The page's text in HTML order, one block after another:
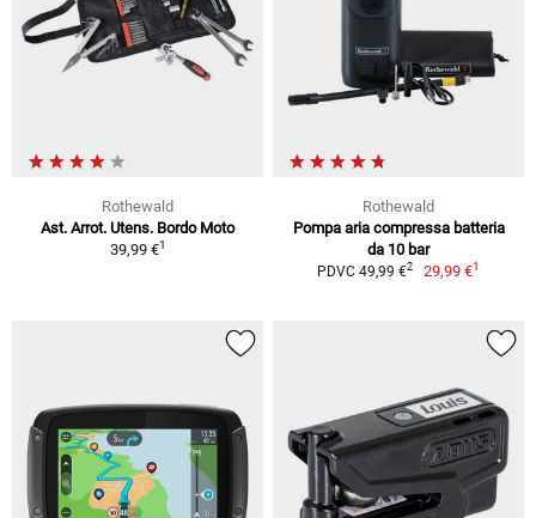
Rothewald
Ast. Arrot. Utens. Bordo Moto
39,99 €1
Rothewald
Pompa aria compressa batteria
da 10 bar
PDVC 49,99 €2 29,99 €1